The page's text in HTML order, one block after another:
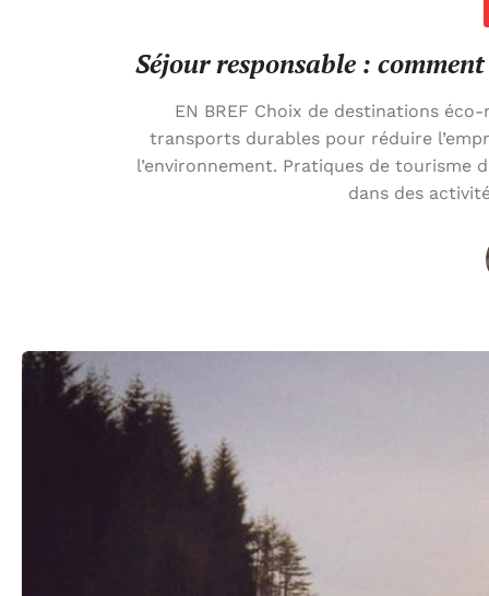
Séjour responsable :
EN BREF Choix de destinations
transports durables pour réduire
l’environnement. Pratiques de tourisme
dans des